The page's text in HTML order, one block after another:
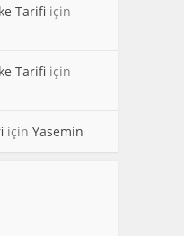
Tarifi için
Tarifi için
için Yasemin